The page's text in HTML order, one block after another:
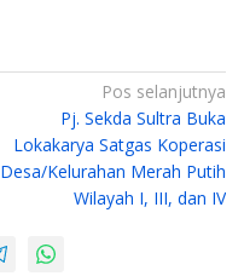
Pos selanjutnya
Pj. Sekda Sultra Buka
Lokakarya Satgas Koperasi
Desa/Kelurahan Merah Putih
Wilayah I, III, dan IV